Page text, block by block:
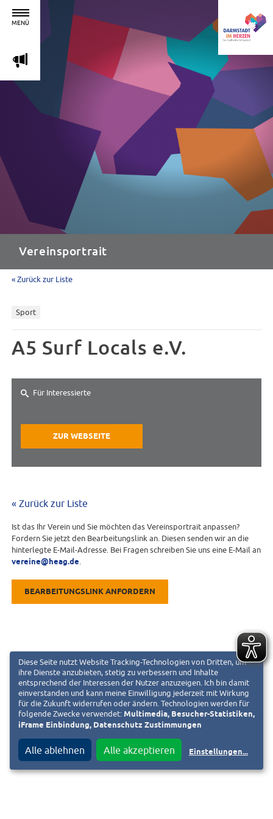
MENÜ
m
Vereinsportrait
« Zurück zur Liste
Sport
A5 Surf Locals e.V.
Für Interessierte
ZUR WEBSEITE
« Zurück zur Liste
Ist das Ihr Verein und Sie möchten das Vereinsportrait anpassen?
Fordern Sie jetzt den Bearbeitungslink an. Diesen senden wir an die
hinterlegte E-Mail-Adresse. Bei Fragen schreiben Sie uns eine E-Mail an
vereine@heag.de
BEARBEITUNGSLINK ANFORDERN
Diese Seite nutzt Website Tracking-Technologien von Dritten, um
ihre Dienste anzubieten, stetig zu verbessern und Inhalte
entsprechend der Interessen der Nutzer anzuzeigen. Ich bin damit
einverstanden und kann meine Einwilligung jederzeit mit Wirkung
für die Zukunft widerrufen oder ändern. Technologien werden für
folgende Zwecke verwendet: Multimedia, Besucher-Statistiken,
iFrame Einbindung, Datenschutz Zustimmungen
Alle ablehnen Alle akzeptieren Einstellungen...